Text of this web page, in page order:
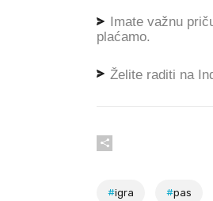
Imate važnu
plaćamo.
Želite raditi na
#igra #pas